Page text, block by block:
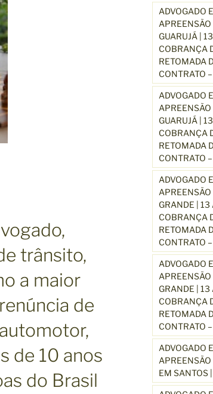
trânsito,
a maior
de
de 10 anos
do Brasil
ADVOGADO
GUARUJÁ |
COBRANÇA
RETOMADA
CONTRATO
ADVOGADO
GUARUJÁ |
COBRANÇA
RETOMADA
CONTRATO
ADVOGADO
GRANDE | 13
COBRANÇA
RETOMADA
CONTRATO
ADVOGADO
GRANDE | 13
COBRANÇA
RETOMADA
CONTRATO
ADVOGADO
EM SANTOS